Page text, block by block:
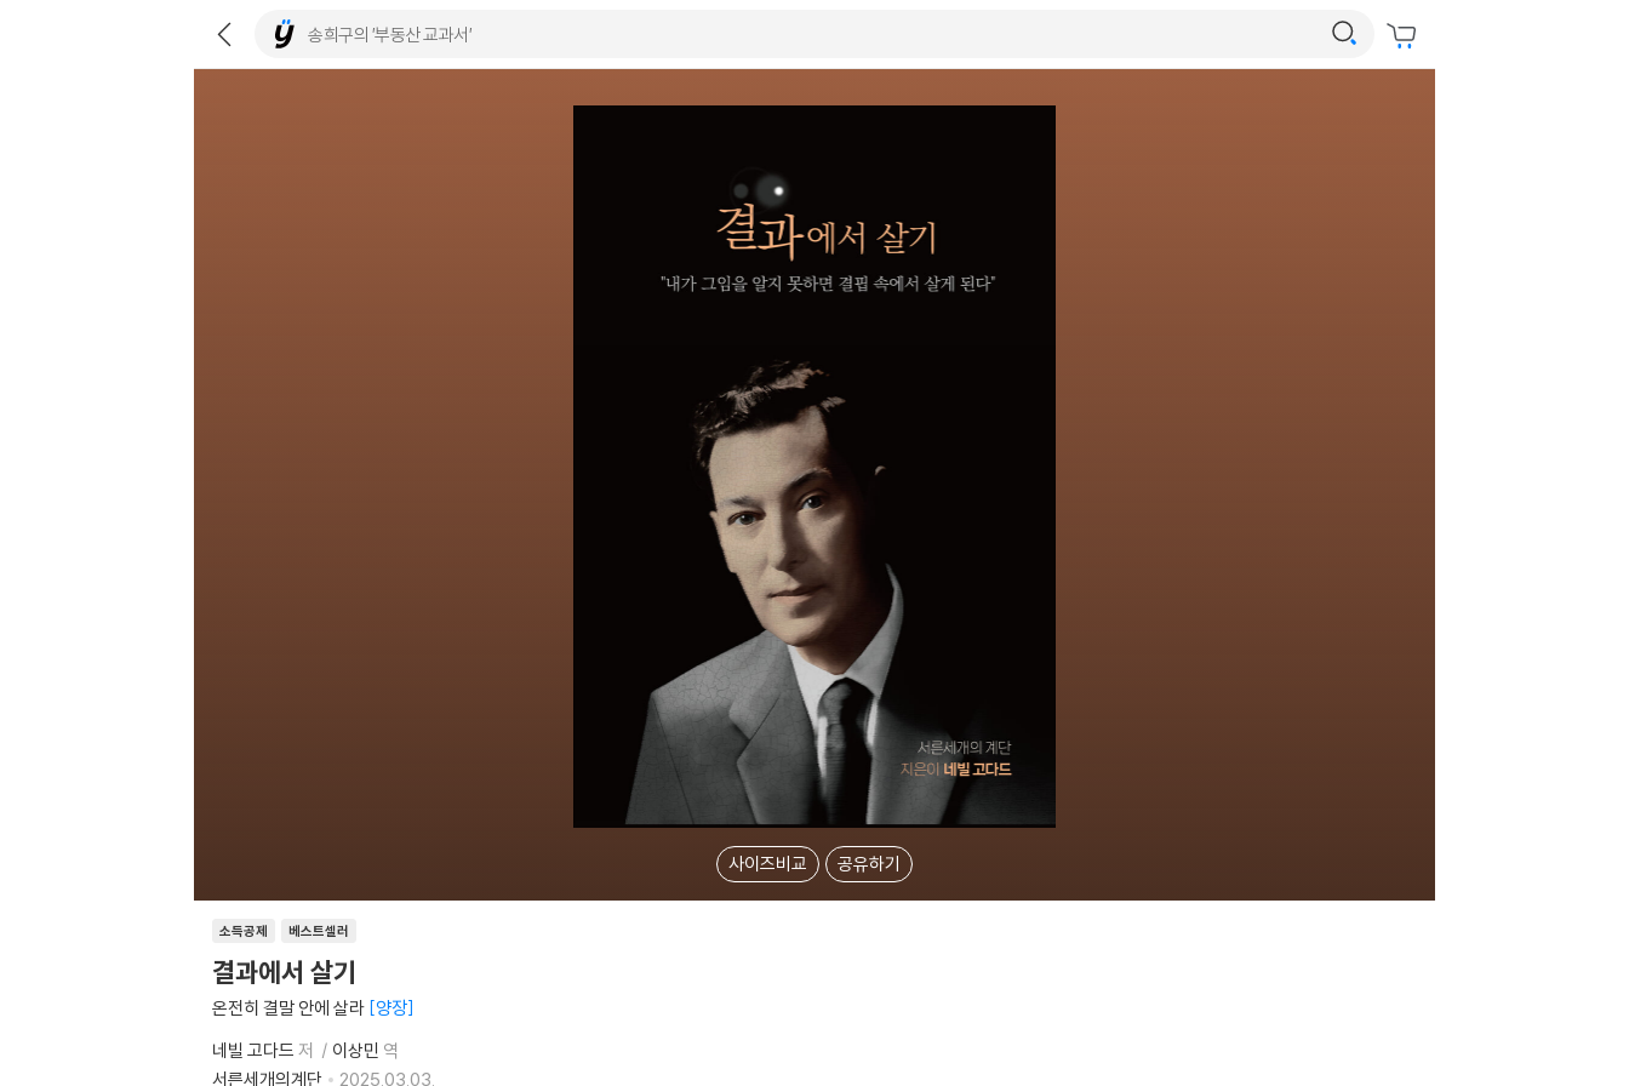
사이즈비교 공유하기
소득공제 베스트셀러
결과에서 살기
온전히 결말 안에 살라 양장
네빌 고다드 저 이상민 역
서른세개의계단
2025.03.03.